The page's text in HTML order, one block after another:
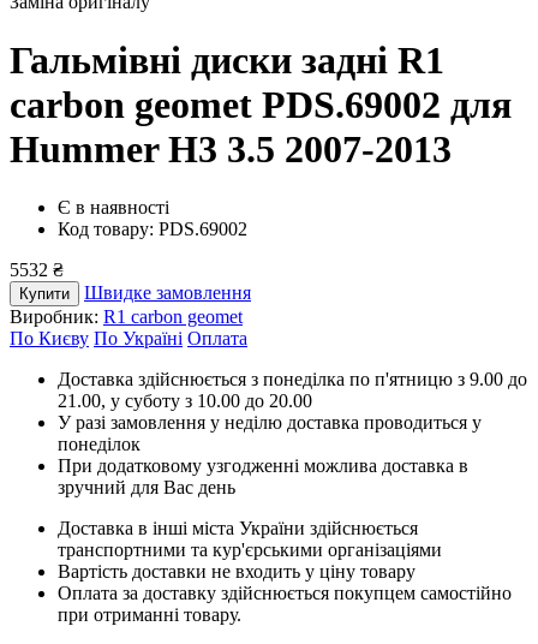
Гальмівні диски задні R1
carbon geomet PDS.69002 для
Hummer H3 3.5 2007-2013
Є в наявності
Код товару: PDS.69002
5532 ₴
Купити
Швидке замовлення
Виробник: R1 carbon geomet
По Києву По Україні Оплата
Доставка здійснюється з понеділка по п'ятницю з 9.00 до
21.00, у суботу з 10.00 до 20.00
У разі замовлення у неділю доставка проводиться у
понеділок
При додатковому узгодженні можлива доставка в
зручний для Вас день
Доставка в інші міста України здійснюється
транспортними та кур'єрськими організаціями
Вартість доставки не входить у ціну товару
Оплата за доставку здійснюється покупцем самостійно
при отриманні товару.